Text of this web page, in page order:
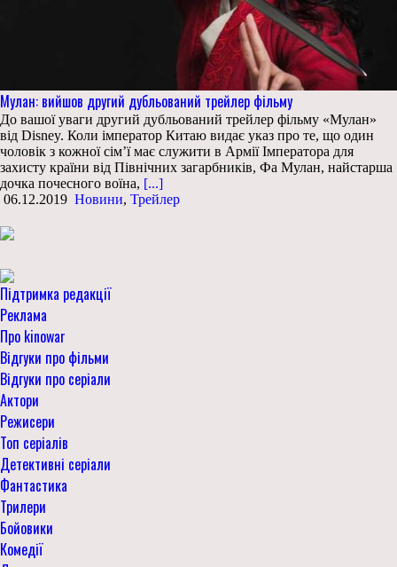
Мулан: вийшов другий дубльований трейлер фільму
До вашої уваги другий дубльований трейлер фільму «Мулан»
від Disney. Коли імператор Китаю видає указ про те, що один
чоловік з кожної сім’ї має служити в Армії Імператора для
захисту країни від Північних загарбників, Фа Мулан, найстарша
дочка почесного воїна, [...]
06.12.2019 Новини, Трейлер
Підтримка редакції
Реклама
Про kinowar
Відгуки про фільми
Відгуки про серіали
Актори
Режисери
Топ серіалів
Детективні серіали
Фантастика
Трилери
Бойовики
Комедії